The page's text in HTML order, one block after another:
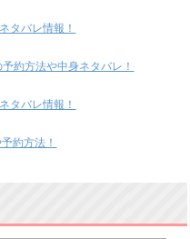
タバレ情報！
約方法や中身ネタバレ！
タバレ情報！
約方法！